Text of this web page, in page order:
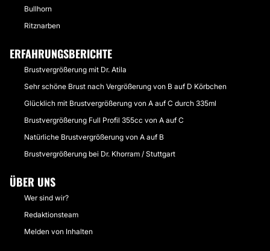
Bullhorn
Ritznarben
ERFAHRUNGSBERICHTE
Brustvergrößerung mit Dr. Atila
Sehr schöne Brust nach Vergrößerung von B auf D Körbchen
Glücklich mit Brustvergrößerung von A auf C durch 335ml
Brustvergrößerung Full Profil 355cc von A auf C
Natürliche Brustvergrößerung von A auf B
Brustvergrößerung bei Dr. Khorram / Stuttgart
ÜBER UNS
Wer sind wir?
Redaktionsteam
Melden von Inhalten